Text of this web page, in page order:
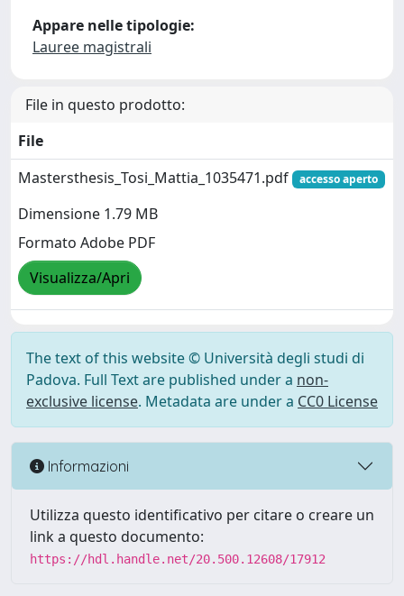
Appare nelle tipologie:
Lauree magistrali
File in questo prodotto:
File
Mastersthesis_Tosi_Mattia_1035471.pdf
accesso aperto
Dimensione 1.79 MB
Formato Adobe PDF
Visualizza/Apri
The text of this website © Università degli studi di
Padova. Full Text are published under a non-
exclusive license. Metadata are under a CC0 License
Informazioni
Utilizza questo identificativo per citare o creare un
link a questo documento:
https://hdl.handle.net/20.500.12608/17912